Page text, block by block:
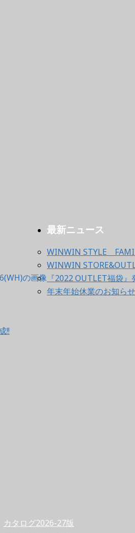
最新ニュース
WINWIN STYLE
WINWIN
『2022 OUTLET福袋』
年末年始休業のお知らせ
!!
カタログ2026-27版